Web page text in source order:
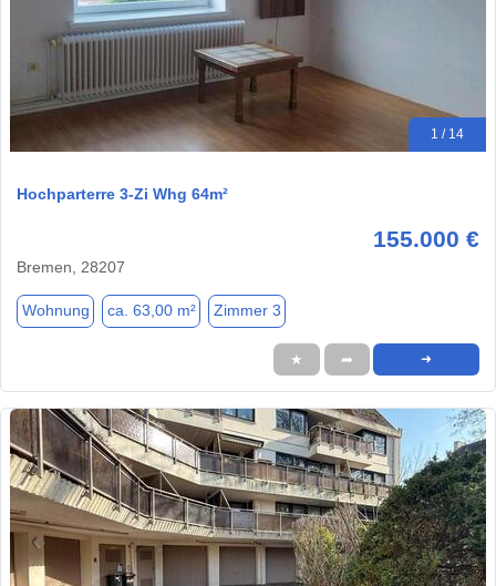
1 / 14
Hochparterre 3-Zi Whg 64m²
155.000 €
Bremen, 28207
Wohnung ca. 63,00 m² Zimmer 3
★ ➦ ➜